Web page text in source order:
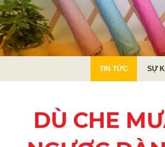
TIN TỨC SỰ
DÙ CHE